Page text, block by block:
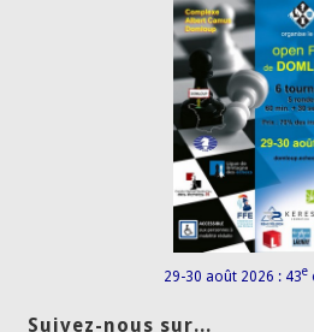
29-30 août 2026 : 43e
Suivez-nous sur...